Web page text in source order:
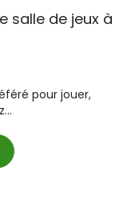
salle de jeux à
pour jouer,